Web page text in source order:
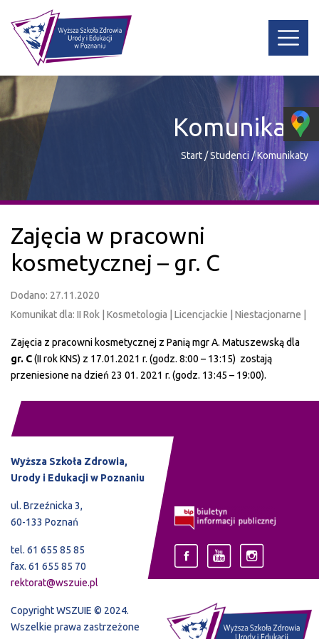
Komunikaty
Start/Studenci /Komunikaty
Zajęcia w pracowni
kosmetycznej – gr. C
Dodano: 27.11.2020
Komunikat dla: II Rok | Kosmetologia | Licencjackie | Niestacjonarne |
Zajęcia z pracowni kosmetycznej z Panią mgr A. Matuszewską dla
gr. C(II rok KNS) z 17.01.2021 r. (godz. 8:00 – 13:15) zostają
przeniesione na dzień 23 01. 2021 r. (godz. 13:45 – 19:00).
Wyższa Szkoła Zdrowia,
Urody i Edukacji w Poznaniu
ul. Brzeźnicka 3,
60-133 Poznań
tel. 61 655 85 85
fax. 61 655 85 70
rektorat@wszuie.pl
Copyright WSZUIE © 2024.
Wszelkie prawa zastrzeżone